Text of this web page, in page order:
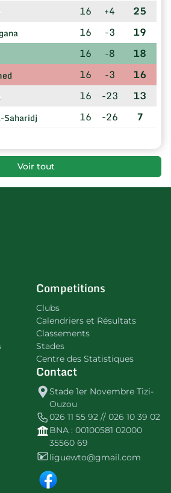
16 +4 25
16 -3 19
16 -8 18
16 -3 16
16 -23 13
Saharidj 16 -26 7
Voir tout
Competitions
Clubs
Calendriers et Résultats
Classements
Stades
Centre des Statistiques
Contact
Stade 1er Novembre Tizi-
Ouzou
026 11 55 92 // 026 10 39 02
BNA : 00100581 02000
35560 69
liguewto@gmail.com